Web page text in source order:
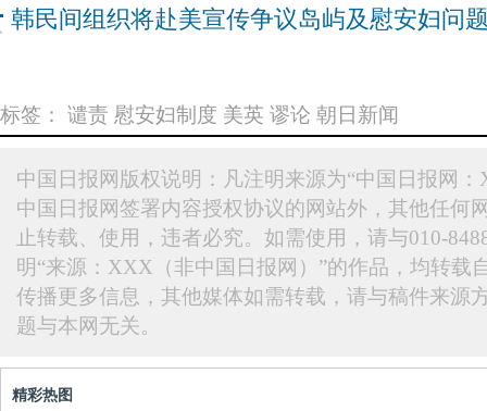
韩民间组织将赴美宣传争议岛屿及慰安妇问
标签： 谴责 慰安妇制度 美英 谬论 朝日新闻
中国日报网版权说明：凡注明来源为“中国日报网
中国日报网签署内容授权协议的网站外，其他任何
止转载、使用，违者必究。如需使用，请与010-
明“来源：XXX（非中国日报网）”的作品，均转载
传播更多信息，其他媒体如需转载，请与稿件来源
题与本网无关。
精彩热图